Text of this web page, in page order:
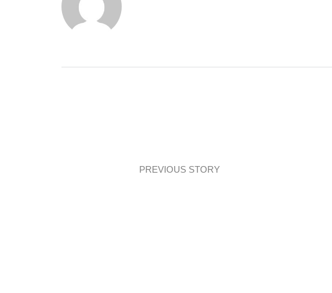
PREVIOUS STORY